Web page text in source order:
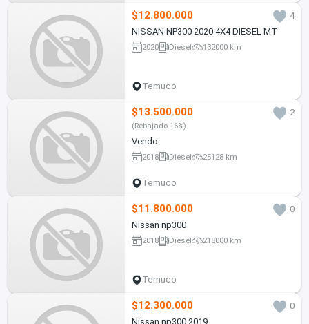
$12.800.000
4
NISSAN NP300 2020 4X4 DIESEL MT
2020 Diesel 132000 km
Temuco
$13.500.000 2
(Rebajado 16%)
Vendo
2018 Diesel 25128 km
Temuco
$11.800.000
0
Nissan np300
2018 Diesel 218000 km
Temuco
$12.300.000
0
Nissan np300 2019